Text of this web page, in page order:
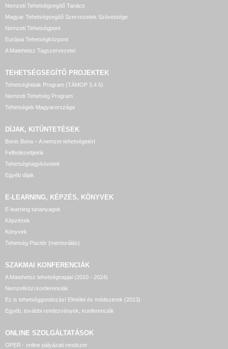
Nemzeti Tehetségsegítő Tanács
Magyar Tehetségsegítő Szervezetek Szövetsége
Nemzeti Tehetségpont
Európai Tehetségközpont
A Matehetsz Tagszervezetei
TEHETSÉGSEGÍTŐ PROJEKTEK
Tehetséghidak Program (TÁMOP 3.4.5)
Nemzeti Tehetség Program
Tehetségek Magyarországa
DÍJAK, KITÜNTETÉSEK
Bonis Bona – A nemzet tehetségeiért
Felfedezettjeink
Tehetségnagykövetek
Egyéb díjak
E-LEARNING, KÉPZÉS, KÖNYVEK
E-learning tananyagok
Képzések
Könyvek
Tehetség Piactér (mentorálás)
SZAKMAI KONFERENCIÁK
A Matehetsz tehetségnapjai (2010 - 2024)
Nemzetközi konferenciák
Ez is tehetséggondozás! Elmélet és módszerek (2013)
Egyéb, további rendezvények, konferenciák
ONLINE SZOLGÁLTATÁSOK
OPER - online pályázati rendszer